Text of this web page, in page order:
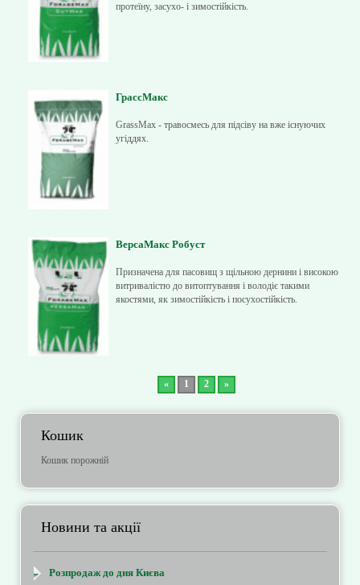
протеїну, засухо- і зимостійкість.
ГрассМакс
GrassMax - травосмесь для підсіву на вже існуючих
угіддях.
ВерсаМакс Робуст
Призначена для пасовищ з щільною дернини і високою
витривалістю до витоптування і володіє такими
якостями, як зимостійкість і посухостійкість.
« 1 2 »
Кошик
Кошик порожній
Новини та акції
Розпродаж до дня Києва